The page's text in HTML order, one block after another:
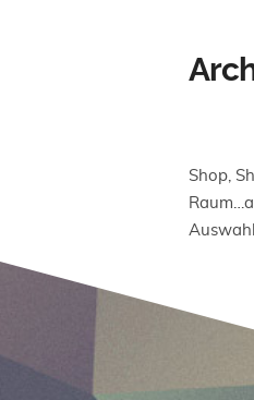
Shop,